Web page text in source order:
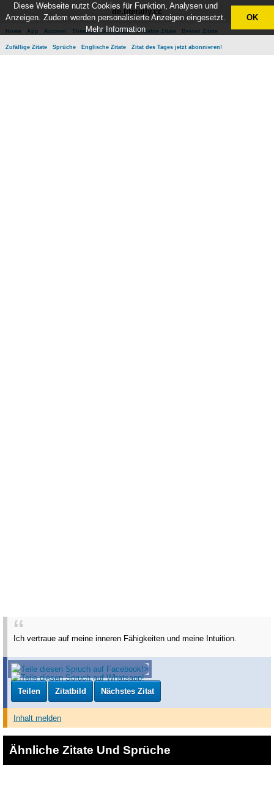
de.literally.cc
Home App Autoren Themen Neue Zitate Beliebte Zitate Besten Zitate
Zufällige Zitate Sprüche Englische Zitate Zitat des Tages jetzt abonnieren!
Ich vertraue auf meine inneren Fähigkeiten und meine Intuition.
Teilen Zitatbild Nächstes Zitat
Inhalt melden
Ähnliche Zitate Und Sprüche
Diese Webseite nutzt Cookies für Funktion, Analysen und
Anzeigen. Zudem werden personalisierte Anzeigen eingesetzt.
Mehr Information
OK